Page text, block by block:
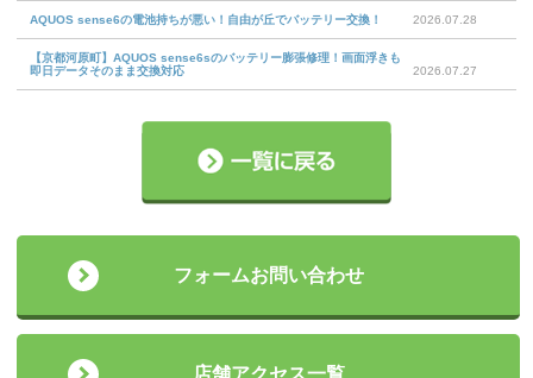
AQUOS sense6の電池持ちが悪い！自由が丘でバッテリー交換！ 2026.07.28
【京都河原町】AQUOS sense6sのバッテリー膨張修理！画面浮きも
即日データそのまま交換対応
2026.07.27
フォームお問い合わせ